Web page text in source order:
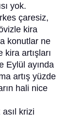
yok.
çaresiz,
kira
konutlar ne
artışları
Eylül ayında
artış yüzde
hali nice
krizi